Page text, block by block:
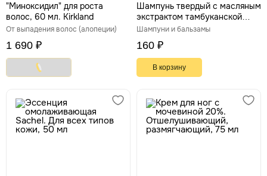
"Миноксидил" для роста
волос, 60 мл. Kirkland
От выпадения волос (алопеции)
1 690 ₽
Шампунь твердый с масляным
экстрактом тамбуканской
грязи, 30 г. "Бизорюк"
Шампуни и бальзамы
160 ₽
В корзину